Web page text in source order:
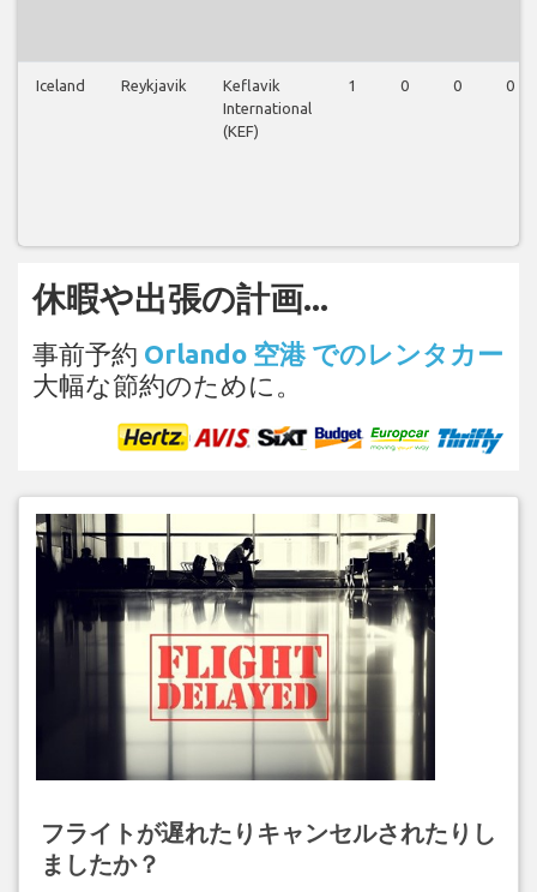
Iceland Reykjavik
Keflavik
International
(KEF)
1 0 0 0
休暇や出張の計画...
事前予約 Orlando 空港 でのレンタカー
大幅な節約のために。
フライトが遅れたりキャンセルされたりし
ましたか？